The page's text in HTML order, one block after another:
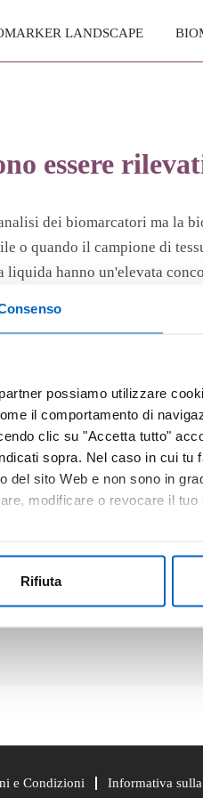
possiamo utilizzare
il comportamento di
clic su "Accetta tutto"
sopra. Nel caso in cui
del sito Web e non sono in
modificare o revocare il
Rifiuta
LANDSCAPE
essere
dei biomarcatori ma la
o quando il campione di
liquida hanno un'elevata
testing.
which is a minimally
insufficient.
NSCLC tissue and
testing landscape, a
e Condizioni Informativa